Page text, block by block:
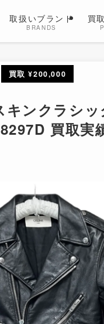
取扱いブランド
BRANDS
買
買取 ¥200,000
ンクラシ
買取実